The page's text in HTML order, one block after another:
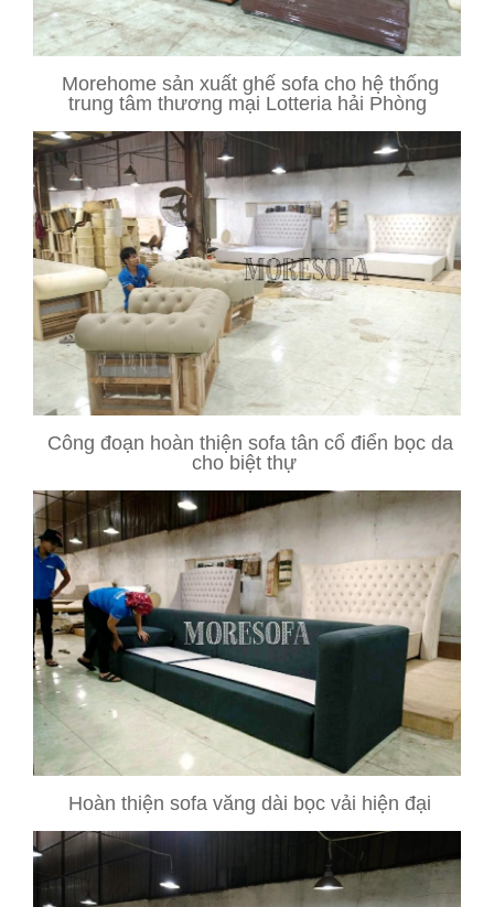
Morehome sản xuất ghế sofa cho hệ thống
trung tâm thương mại Lotteria hải Phòng
Công đoạn hoàn thiện sofa tân cổ điển bọc da
cho biệt thự
Hoàn thiện sofa văng dài bọc vải hiện đại